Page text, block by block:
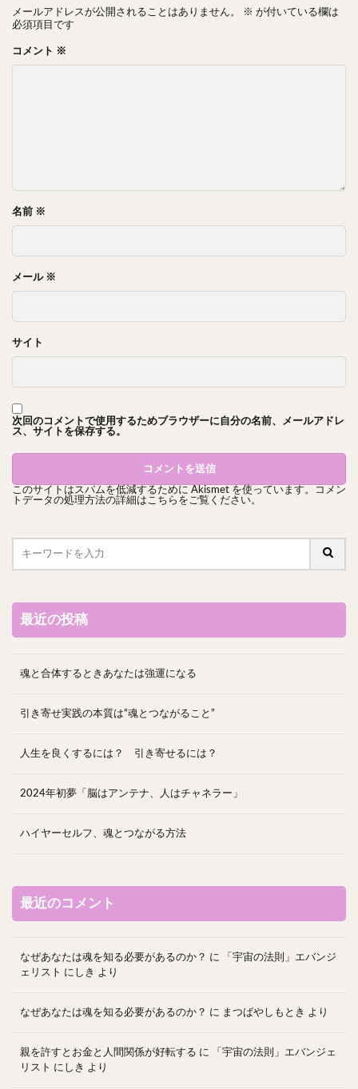
メールアドレスが公開されることはありません。 ※ が付いている欄は
必須項目です
コメント ※
名前 ※
メール ※
サイト
次回のコメントで使用するためブラウザーに自分の名前、メールアドレ
ス、サイトを保存する。
このサイトはスパムを低減するために Akismet を使っています。
コメン
トデータの処理方法の詳細はこちらをご覧ください。
最近の投稿
魂と合体するときあなたは強運になる
引き寄せ実践の本質は“魂とつながること”
人生を良くするには？ 引き寄せるには？
2024年初夢「脳はアンテナ、人はチャネラー」
ハイヤーセルフ、魂とつながる方法
最近のコメント
なぜあなたは魂を知る必要があるのか？ に
「宇宙の法則」エバンジ
ェリスト にしき より
なぜあなたは魂を知る必要があるのか？ に まつばやしもとき より
親を許すとお金と人間関係が好転する に
「宇宙の法則」エバンジェ
リスト にしき より